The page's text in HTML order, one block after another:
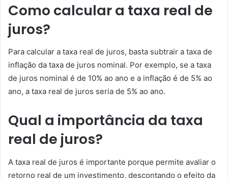
Como calcular a taxa real de
juros?
Para calcular a taxa real de juros, basta subtrair a taxa de
inflação da taxa de juros nominal. Por exemplo, se a taxa
de juros nominal é de 10% ao ano e a inflação é de 5% ao
ano, a taxa real de juros seria de 5% ao ano.
Qual a importância da taxa
real de juros?
A taxa real de juros é importante porque permite avaliar o
retorno real de um investimento, descontando o efeito da